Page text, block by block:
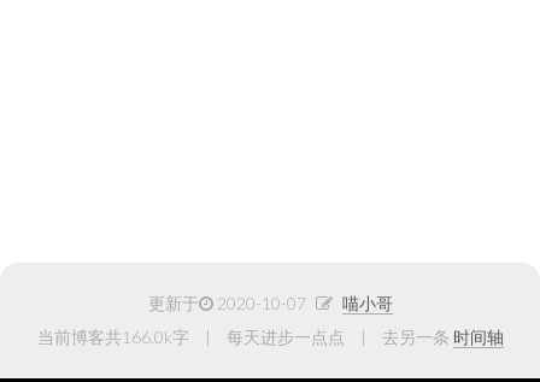
更新于 2020-10-07
喵小哥
当前博客共166.0k字
每天进步一点点 去另一条 时间轴